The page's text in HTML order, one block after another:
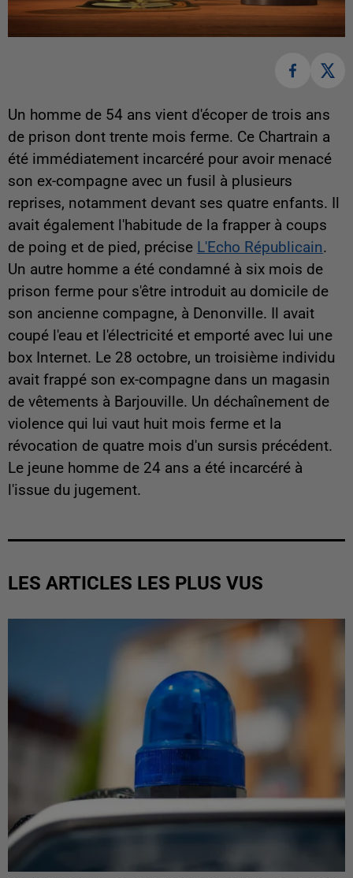
Un homme de 54 ans vient d'écoper de trois ans
de prison dont trente mois ferme. Ce Chartrain a
été immédiatement incarcéré pour avoir menacé
son ex-compagne avec un fusil à plusieurs
reprises, notamment devant ses quatre enfants. Il
avait également l'habitude de la frapper à coups
de poing et de pied, précise L'Echo Républicain.
Un autre homme a été condamné à six mois de
prison ferme pour s'être introduit au domicile de
son ancienne compagne, à Denonville. Il avait
coupé l'eau et l'électricité et emporté avec lui une
box Internet. Le 28 octobre, un troisième individu
avait frappé son ex-compagne dans un magasin
de vêtements à Barjouville. Un déchaînement de
violence qui lui vaut huit mois ferme et la
révocation de quatre mois d'un sursis précédent.
Le jeune homme de 24 ans a été incarcéré à
l'issue du jugement.
LES ARTICLES LES PLUS VUS